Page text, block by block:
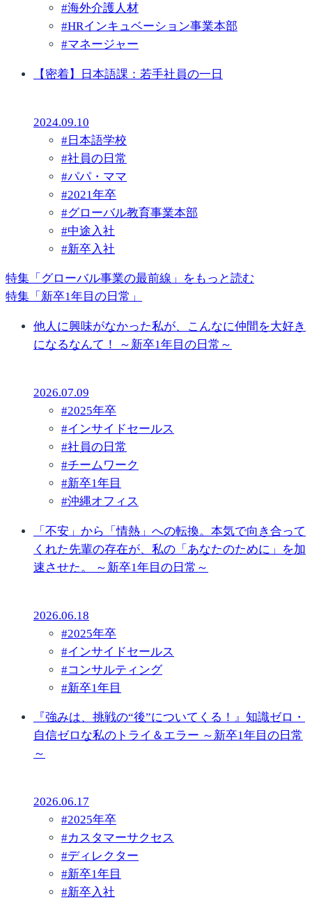
#海外介護人材
#HRインキュベーション事業本部
#マネージャー
【密着】日本語課：若手社員の一日
2024.09.10
# 日本語学校
#社員の日常
#パパ・ママ
#2021年卒
#グローバル教育事業本部
#中途入社
#新卒入社
特集「グローバル事業の最前線」をもっと読む
特集「新卒1年目の日常」
他人に興味がなかった私が、こんなに仲間を大好き
になるなんて！ ～新卒1年目の日常～
2026.07.09
#2025年卒
#インサイドセールス
#社員の日常
#チームワーク
#新卒1年目
#沖縄オフィス
「不安」から「情熱」への転換。本気で向き合って
くれた先輩の存在が、私の「あなたのために」を加
速させた。 ～新卒1年目の日常～
2026.06.18
#2025年卒
#インサイドセールス
#コンサルティング
#新卒1年目
『強みは、挑戦の“後”についてくる！』知識ゼロ・
自信ゼロな私のトライ＆エラー ～新卒1年目の日常
～
2026.06.17
#2025年卒
#カスタマーサクセス
#ディレクター
#新卒1年目
#新卒入社